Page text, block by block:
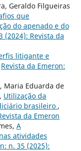
Geraldo Filgueiras
que
do apenado e do
(2024): Revista da
litigante e
Revista da Emeron:
Maria Eduarda de
Utilização da
brasileiro ,
da Emeron
A
atividades
n. 35 (2025):